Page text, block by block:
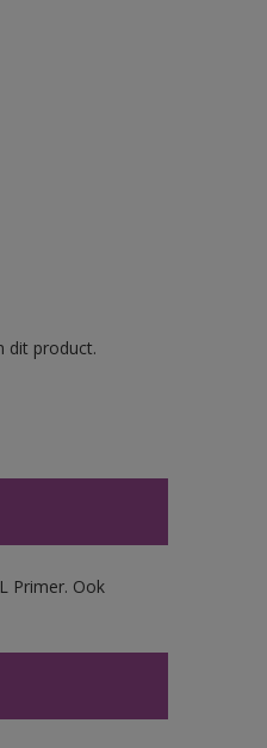
dit product.
Primer. Ook